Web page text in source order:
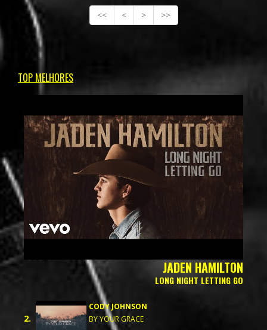
<< < > >>
TOP MELHORES
JADEN HAMILTON
LONG NIGHT LETTING GO
2.
CODY JOHNSON
BY YOUR GRACE